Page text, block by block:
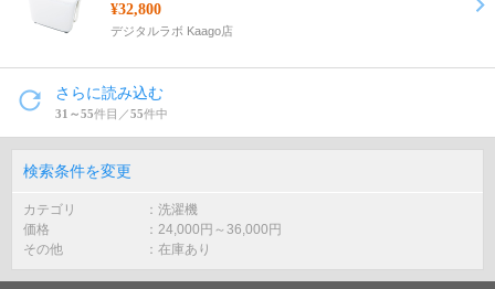
¥32,800
デジタルラボ Kaago店
さらに読み込む
31～55件目／55件中
検索条件を変更
カテゴリ
洗濯機
価格
24,000 円～ 36,000 円
その他
在庫あり